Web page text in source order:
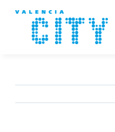
contenido